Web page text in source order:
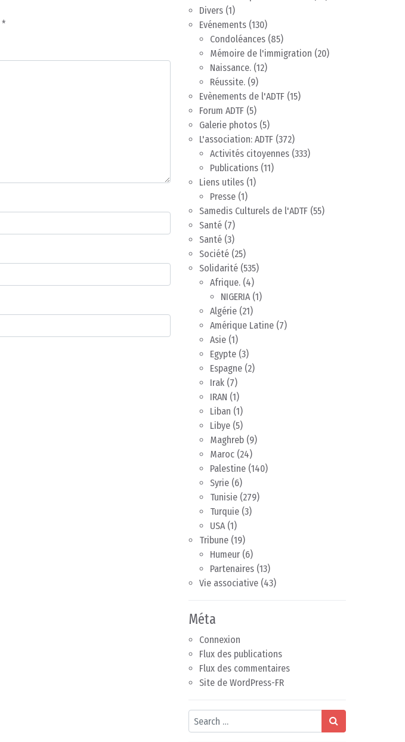
*
Divers (1)
Evénements (130)
Condoléances (85)
Mémoire de l'immigration (20)
Naissance. (12)
Réussite. (9)
Evènements de l'ADTF (15)
Forum ADTF (5)
Galerie photos (5)
L'association: ADTF (372)
Activités citoyennes (333)
Publications (11)
Liens utiles (1)
Presse (1)
Samedis Culturels de l'ADTF (55)
Santé (7)
Santé (3)
Société (25)
Solidarité (535)
Afrique. (4)
NIGERIA(1)
Algérie (21)
Amérique Latine (7)
Asie (1)
Egypte (3)
Espagne (2)
Irak (7)
IRAN (1)
Liban (1)
Libye (5)
Maghreb (9)
Maroc (24)
Palestine (140)
Syrie (6)
Tunisie (279)
Turquie (3)
USA(1)
Tribune (19)
Humeur (6)
Partenaires (13)
Vie associative (43)
Méta
Connexion
Flux des publications
Flux des commentaires
Site de WordPress-FR
Search